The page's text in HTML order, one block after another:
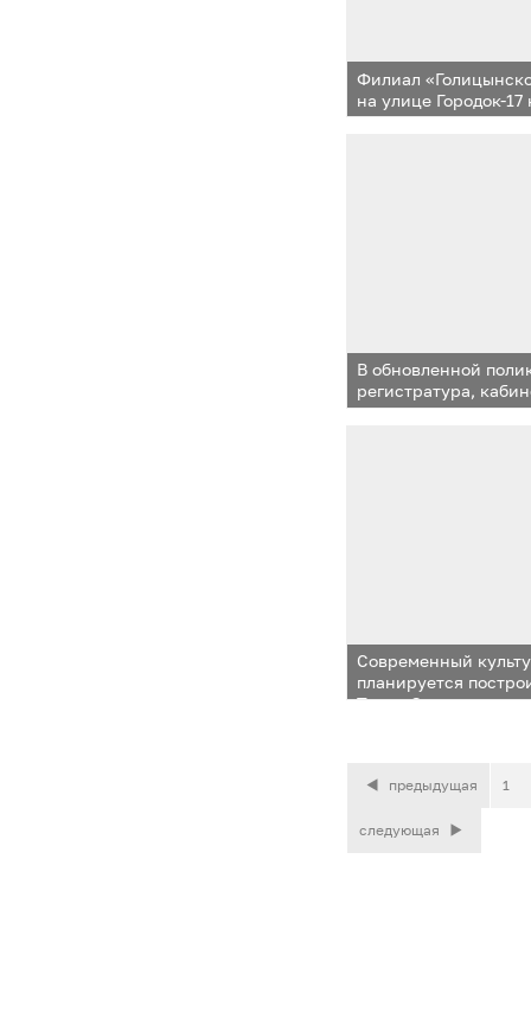
Филиал
на улице Городок-
после ремонта
В обновленной
регистратура,
и педиатра
Современный
планируется
Тупик Одинцовского
предыдущая 1
следующая